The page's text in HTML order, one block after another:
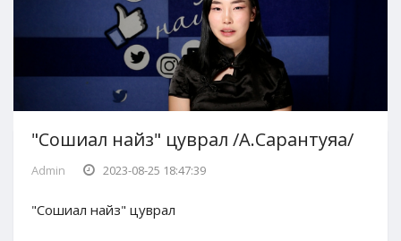
"Сошиал найз" цуврал /А.Сарантуяа/
Admin 2023-08-25 18:47:39
"Сошиал найз" цуврал